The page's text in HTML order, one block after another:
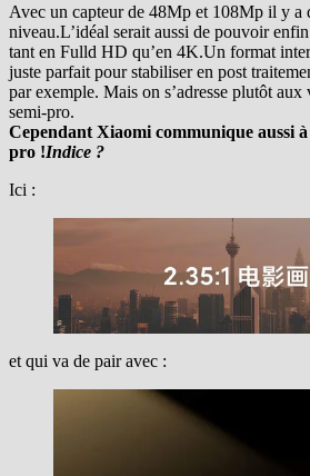
Avec un capteur de 48Mp et 108Mp il y a
niveau.L’idéal serait aussi de pouvoir
tant en Fulld HD qu’en 4K.Un format
juste parfait pour stabiliser en post
par exemple. Mais on s’adresse plutôt aux
semi-pro.
Cependant Xiaomi communique aussi à
pro !Indice ?
Ici :
et qui va de pair avec :